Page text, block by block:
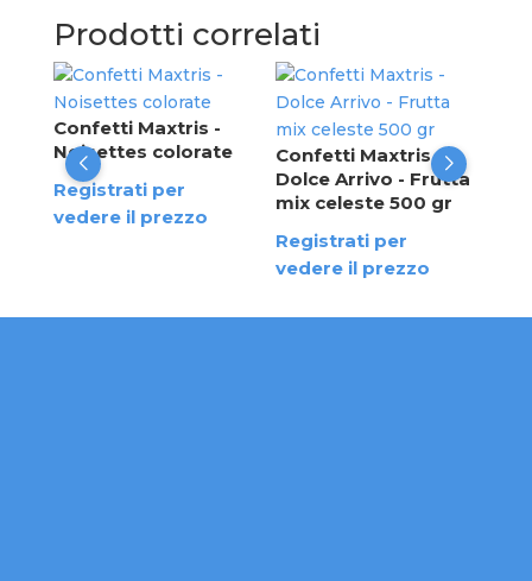
Prodotti correlati
Confetti Maxtris -
Noisettes colorate
Registrati per
vedere il prezzo
Confetti Maxtris -
Dolce Arrivo - Frutta
mix celeste 500 gr
Registrati per
vedere il prezzo